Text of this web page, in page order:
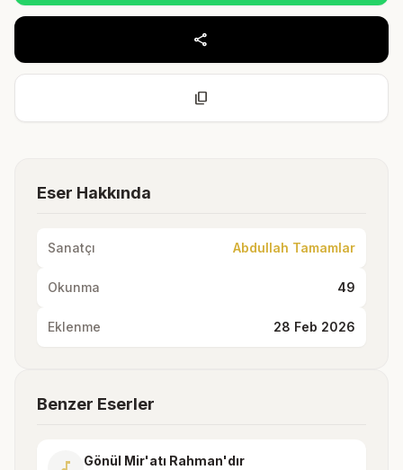
share
content_copy
Eser Hakkında
Sanatçı Abdullah Tamamlar
Okunma 49
Eklenme 28 Feb 2026
Benzer Eserler
Gönül Mir'atı Rahman'dır